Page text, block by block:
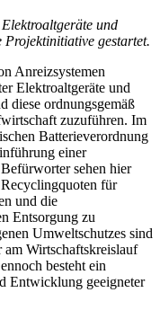
und
gestartet.
Anreizsystemen
Elektroaltgeräte und
diese ordnungsgemäß
zuzuführen. Im
Batterieverordnung
einer
sehen hier
für
und die
Entsorgung zu
Umweltschutzes sind
am Wirtschaftskreislauf
besteht ein
Entwicklung geeigneter